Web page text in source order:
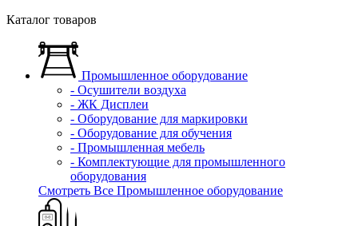
Каталог товаров
Промышленное оборудование
- Осушители воздуха
- ЖК Дисплеи
- Оборудование для маркировки
- Оборудование для обучения
- Промышленная мебель
- Комплектующие для промышленного
оборудования
Смотреть Все Промышленное оборудование